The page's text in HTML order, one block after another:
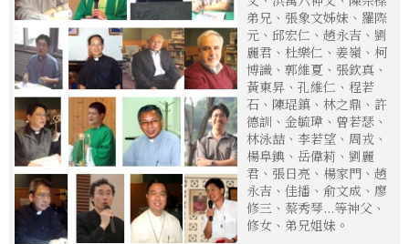
弟兄、張象文姊妹、羅際
元、邱宏仁、趙永吉、劉
麗君、杜樂仁、姜嶺、柯
博識、郭維夏、張欽真、
黃東昇、孔維仁、程若
石、陳琨鎮、林之鼎、許
德訓、金毓瑋、曾若瑟、
林泳喆、李若望、周戎、
楊阜錪、岳偉莉、劉麗
君、張日亮、楊家門、趙
永吉、佳播、俞文成、廖
修三、蔡秀琴...等神父、
修女、弟兄姐妹。